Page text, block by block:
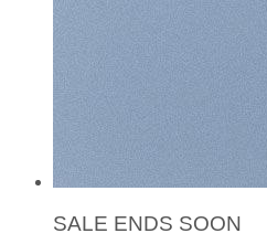
SALE ENDS SOON